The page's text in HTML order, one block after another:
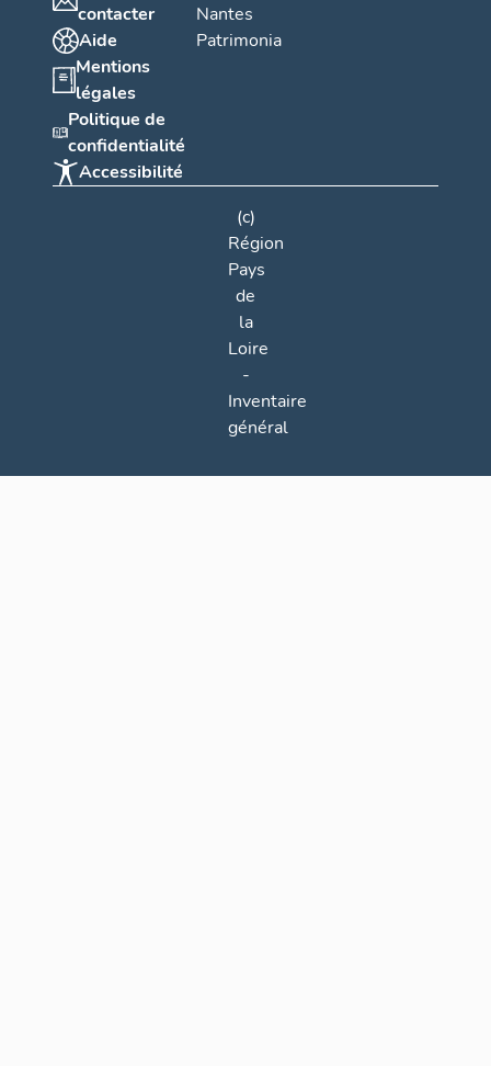
contacter
Aide
Mentions
légales
Politique de
confidentialité
Accessibilité
Nantes
Patrimonia
(c)
Région
Pays
de
la
Loire
-
Inventaire
général